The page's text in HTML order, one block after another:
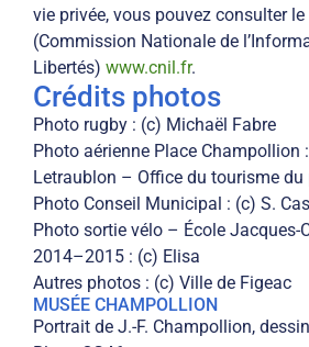
vie privée, vous pouvez consulter
(Commission Nationale de
Libertés) www.cnil.fr.
Crédits photos
Photo rugby : (c) Michaël Fabre
Photo aérienne Place Champollion
Letraublon – Office du tourisme du
Photo Conseil Municipal : (c) S.
Photo sortie vélo – École Jacques-
2014–2015 : (c) Elisa
Autres photos : (c) Ville de Figeac
MUSÉE CHAMPOLLION
Portrait de J.-F. Champollion,